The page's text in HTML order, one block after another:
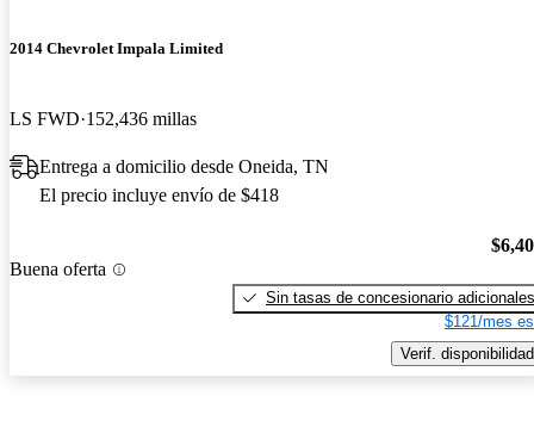
2014 Chevrolet Impala Limited
LS FWD 152,436 millas
Entrega a domicilio desde Oneida, TN
El precio incluye envío de $418
Buena oferta
Sin tasas de concesionario adicionales
$121/mes
Verif. disponibilidad